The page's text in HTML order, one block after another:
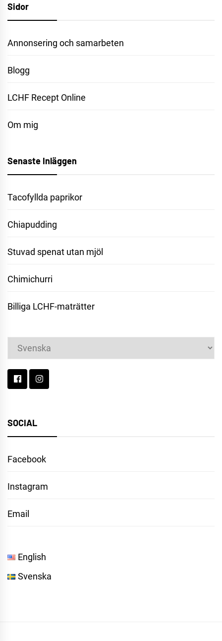
Sidor
Annonsering och samarbeten
Blogg
LCHF Recept Online
Om mig
Senaste Inläggen
Tacofyllda paprikor
Chiapudding
Stuvad spenat utan mjöl
Chimichurri
Billiga LCHF-maträtter
Välj
ett
språk
SOCIAL
Facebook
Instagram
Email
English
Svenska